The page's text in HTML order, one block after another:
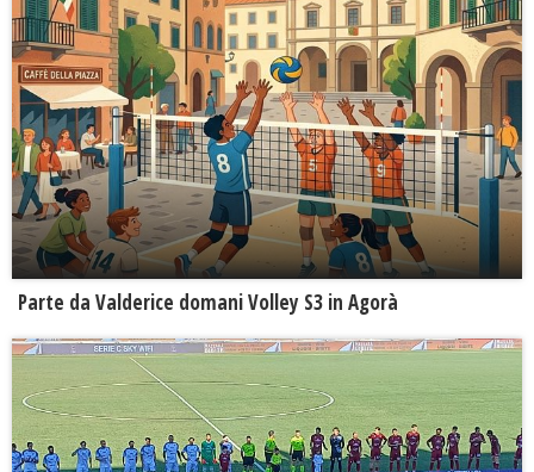
Parte da Valderice domani Volley S3 in Agorà